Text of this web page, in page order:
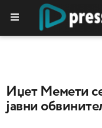
Иџет Мемети
јавни